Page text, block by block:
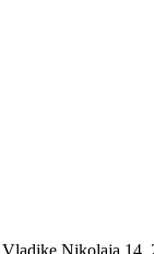
Nikolaja 14,